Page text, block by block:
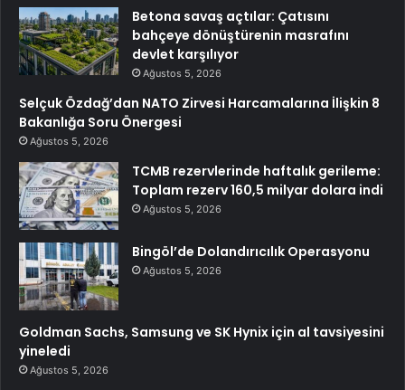
Betona savaş açtılar: Çatısını
bahçeye dönüştürenin masrafını
devlet karşılıyor
Ağustos 5, 2026
Selçuk Özdağ’dan NATO Zirvesi Harcamalarına İlişkin 8
Bakanlığa Soru Önergesi
Ağustos 5, 2026
TCMB rezervlerinde haftalık gerileme:
Toplam rezerv 160,5 milyar dolara indi
Ağustos 5, 2026
Bingöl’de Dolandırıcılık Operasyonu
Ağustos 5, 2026
Goldman Sachs, Samsung ve SK Hynix için al tavsiyesini
yineledi
Ağustos 5, 2026